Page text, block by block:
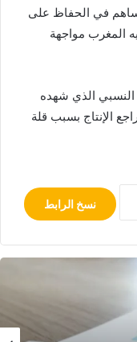
في الحفاظ على
المغرب مواجهة
النسبي الذي شهده
الإنتاج بسبب قلة
نسخ الرابط